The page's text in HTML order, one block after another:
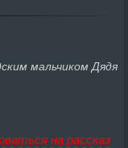
мальчиком Дядя
на рассказ